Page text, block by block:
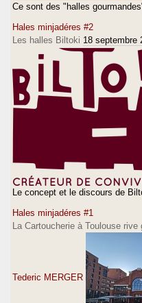
Ce sont des "halles
Hales minjadéres #2
Les halles Biltoki 18 septembre
Le concept et le discours de
Hales minjadéres #1
La Cartoucherie à Toulouse rive
Tederic MERGER